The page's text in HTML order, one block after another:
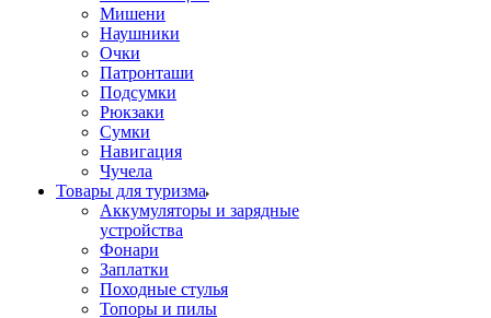
Мишени
Наушники
Очки
Патронташи
Подсумки
Рюкзаки
Сумки
Навигация
Чучела
Товары для туризма
Аккумуляторы и зарядные
устройства
Фонари
Заплатки
Походные стулья
Топоры и пилы